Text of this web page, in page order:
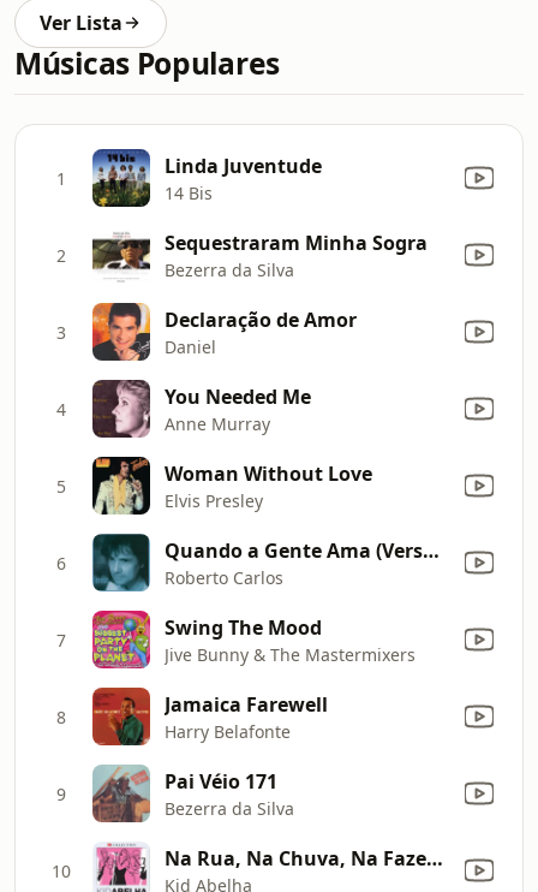
Ver Lista
Músicas Populares
1 Linda Juventude
14 Bis
2 Sequestraram Minha Sogra
Bezerra da Silva
3 Declaração de Amor
Daniel
4 You Needed Me
Anne Murray
5 Woman Without Love
Elvis Presley
6 Quando a Gente Ama (Versão Remasterizada)
Roberto Carlos
7 Swing The Mood
Jive Bunny & The Mastermixers
8 Jamaica Farewell
Harry Belafonte
9 Pai Véio 171
Bezerra da Silva
10 Na Rua, Na Chuva, Na Fazenda (Casinha de Sapé)
Kid Abelha